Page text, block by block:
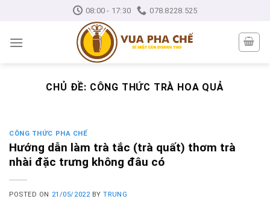
content
08:00 - 17:30 078.8228.525
CHỦ ĐỀ: CÔNG THỨC TRÀ HOA QUẢ
CÔNG THỨC PHA CHẾ
Hướng dẫn làm trà tắc (trà quất) thơm trà
nhài đặc trưng không đâu có
POSTED ON 21/05/2022 BYTRUNG